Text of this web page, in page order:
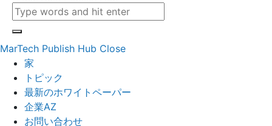
MarTech Publish Hub Close
家
トピック
最新のホワイトペーパー
企業AZ
お問い合わせ